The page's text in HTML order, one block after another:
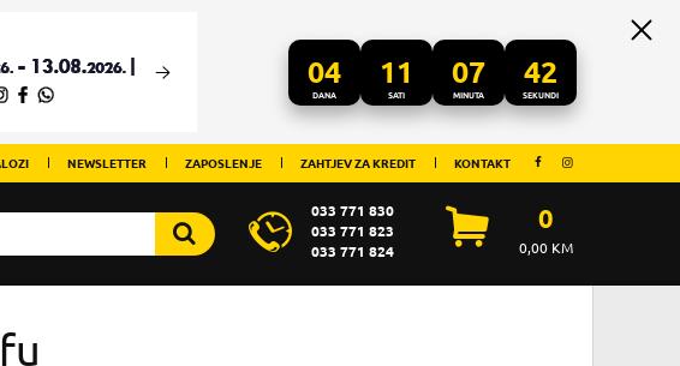
04
DANA
11
SATI
07
MINUTA
41
SEKUNDI
NEWSLETTER ZAPOSLENJE ZAHTJEV ZA KREDIT KONTAKT
033 771 830
033 771 823
033 771 824
0
0,00KM